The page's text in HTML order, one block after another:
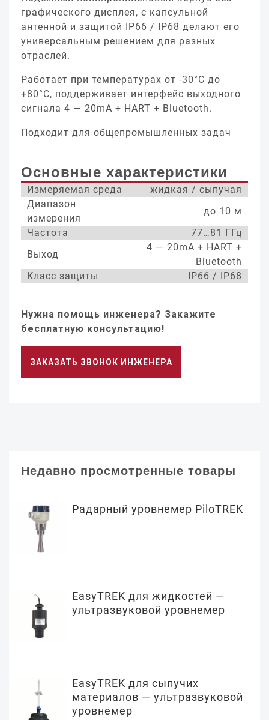
графического дисплея, с капсульной
антенной и защитой IP66 / IP68 делают его
универсальным решением для разных
отраслей.
Работает при температурах от -30°С до
+80°С, поддерживает интерфейс выходного
сигнала 4 — 20mA + HART + Bluetooth.
Подходит для общепромышленных задач
Основные характеристики
Измеряемая среда
жидкая / сыпучая
Диапазон
измерения
до 10 м
Частота
77…81 ГГц
Выход
4 — 20mA + HART +
Bluetooth
Класс защиты
IP66 / IP68
Нужна помощь инженера? Закажите
бесплатную консультацию!
ЗАКАЗАТЬ ЗВОНОК ИНЖЕНЕРА
Недавно просмотренные товары
Радарный уровнемер PiloTREK
EasyTREK для жидкостей —
ультразвуковой уровнемер
EasyTREK для сыпучих
материалов — ультразвуковой
уровнемер